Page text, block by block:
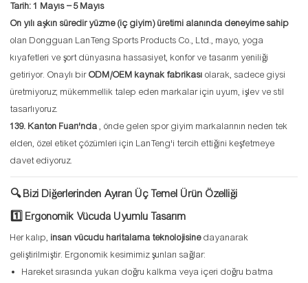
Tarih: 1 Mayıs – 5 Mayıs
On yılı aşkın süredir yüzme (iç giyim) üretimi alanında deneyime sahip
olan Dongguan LanTeng Sports Products Co., Ltd., mayo, yoga
kıyafetleri ve şort dünyasına hassasiyet, konfor ve tasarım yeniliği
getiriyor. Onaylı birODM/OEM kaynak fabrikası olarak, sadece giysi
üretmiyoruz; mükemmellik talep eden markalar için uyum, işlev ve stil
tasarlıyoruz.
139. Kanton Fuarı'nda, önde gelen spor giyim markalarının neden tek
elden, özel etiket çözümleri için LanTeng'i tercih ettiğini keşfetmeye
davet ediyoruz.
🔍 Bizi Diğerlerinden Ayıran Üç Temel Ürün Özelliği
1️⃣ Ergonomik Vücuda Uyumlu Tasarım
Her kalıp, insan vücudu haritalama teknolojisinedayanarak
geliştirilmiştir. Ergonomik kesimimiz şunları sağlar:
Hareket sırasında yukarı doğru kalkma veya içeri doğru batma